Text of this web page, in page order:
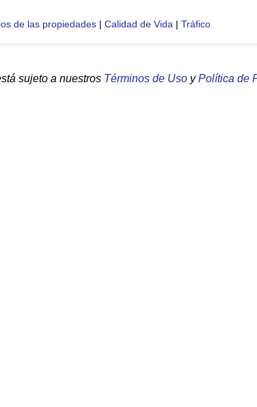
de las propiedades | Calidad de Vida | Tráfico
sujeto a nuestros Términos de Uso yPolítica de